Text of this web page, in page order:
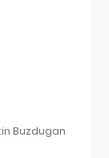
Buzdugan